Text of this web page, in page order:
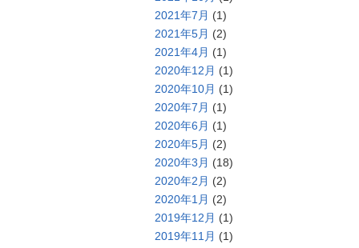
2021年7月 (1)
2021年5月 (2)
2021年4月 (1)
2020年12月 (1)
2020年10月 (1)
2020年7月 (1)
2020年6月 (1)
2020年5月 (2)
2020年3月 (18)
2020年2月 (2)
2020年1月 (2)
2019年12月 (1)
2019年11月 (1)